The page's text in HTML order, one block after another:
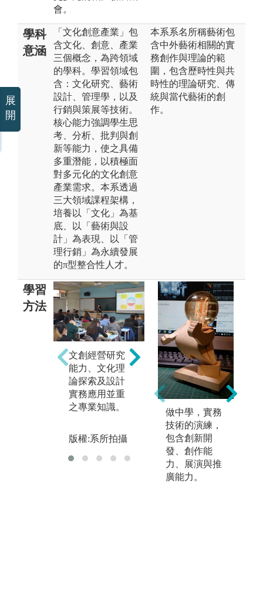
會。
學科
意涵
「文化創意產業」包
含文化、創意、產業
三個概念，為跨領域
的學科。學習領域包
含：文化研究、藝術
設計、管理學，以及
行銷與策展等技術。
核心能力強調學生思
考、分析、批判與創
新等能力，使之具備
多重潛能，以積極面
對多元化的文化創意
產業需求。本系透過
三大領域課程架構，
培養以「文化」為基
底、以「藝術與設
計」為表現、以「管
理行銷」為永續發展
的π型整合性人才。
本系系名所稱藝術包
含中外藝術相關的實
務創作與理論的範
圍，包含歷時性與共
時性的理論研究、傳
統與當代藝術的創
作。
學習
方法
文創經營研究
能力、文化理
論探索及設計
實務應用並重
之專業知識。
版權:系所拍攝
思考、分析、
判斷、創造等
設計能力。
版權:系所拍攝
做中學，實務
技術的演練，
包含創新開
發、創作能
力、展演與推
廣能力。
展
開